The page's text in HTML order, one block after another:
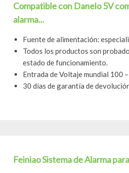
Compatible con Danelo 5V
alarma...
Fuente de alimentación:
Todos los productos son
estado de funcionamiento.
Entrada de Voltaje mundial 100
30 días de garantía de
Feiniao Sistema de Alarma